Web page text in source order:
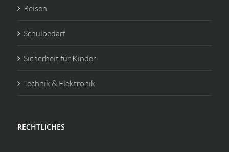
Reisen
Schulbedarf
Sicherheit für Kinder
Technik & Elektronik
RECHTLICHES